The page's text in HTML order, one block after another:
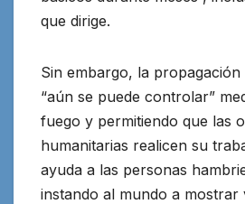
que dirige.
Sin embargo, la
“aún se puede controlar”
fuego y permitiendo que las
humanitarias realicen su
ayuda a las personas
instando al mundo a mostrar